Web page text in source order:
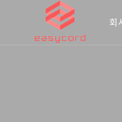
회